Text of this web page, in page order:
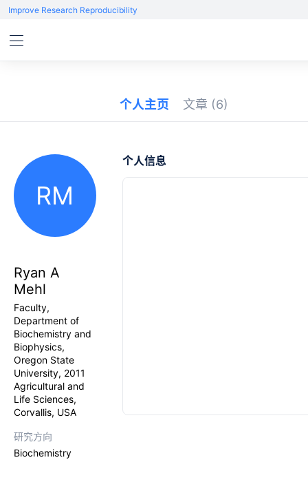
Improve Research Reproducibility
个人主页 文章 (6)
RM
Ryan A
Mehl
Faculty,
Department of
Biochemistry and
Biophysics,
Oregon State
University, 2011
Agricultural and
Life Sciences,
Corvallis, USA
研究方向
Biochemistry
个人信息